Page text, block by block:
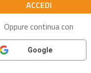
Oppure continua con
Google